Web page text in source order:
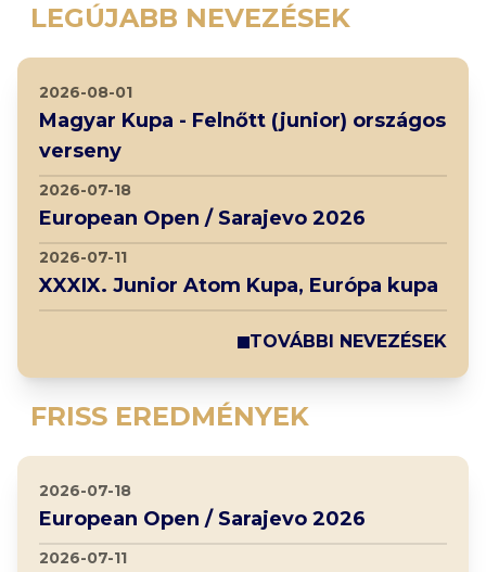
LEGÚJABB NEVEZÉSEK
FRISS EREDMÉNYEK
2026-08-01
Magyar Kupa - Felnőtt (junior) országos
verseny
2026-07-18
European Open / Sarajevo 2026
2026-07-11
XXXIX. Junior Atom Kupa, Európa kupa
TOVÁBBI NEVEZÉSEK
2026-07-18
European Open / Sarajevo 2026
2026-07-11